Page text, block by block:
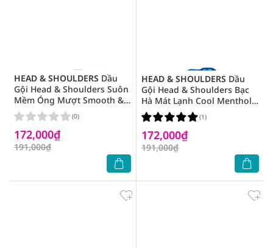
HEAD & SHOULDERS Dầu
Gội Head & Shoulders Suôn
Mềm Óng Mượt Smooth &
Silky Shampoo 625ml
172,000₫
191,000₫
(0)
HEAD & SHOULDERS Dầu
Gội Head & Shoulders Bạc
Hà Mát Lạnh Cool Menthol
Anti-Dandruff Shampoo
625ml
172,000₫
191,000₫
(1)